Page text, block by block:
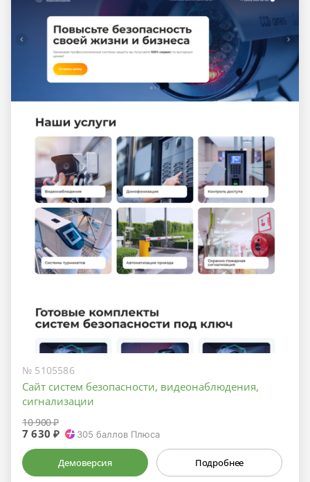
№ 5105586
Сайт систем безопасности, видеонаблюдения,
сигнализации
10 900 ₽
7 630 ₽ 305 баллов Плюса
Демоверсия Подробнее